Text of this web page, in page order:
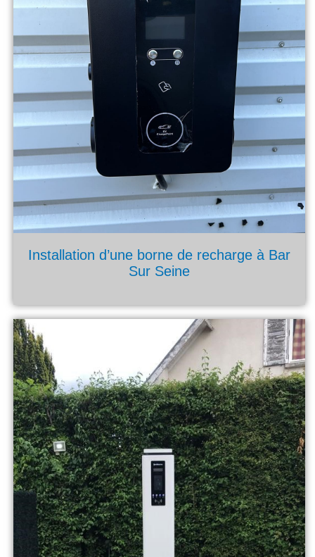
Installation d’une borne de recharge à Bar
Sur Seine